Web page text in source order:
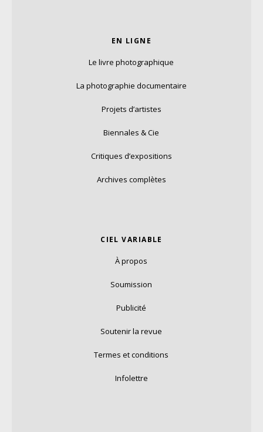
EN LIGNE
Le livre photographique
La photographie documentaire
Projets d’artistes
Biennales & Cie
Critiques d’expositions
Archives complètes
CIEL VARIABLE
À propos
Soumission
Publicité
Soutenir la revue
Termes et conditions
Infolettre